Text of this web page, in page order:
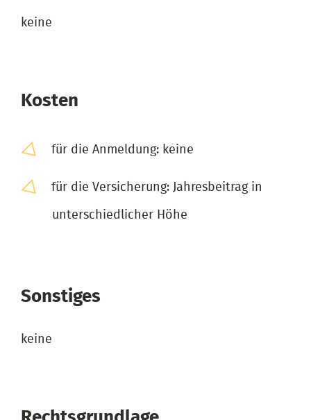
keine
Kosten
für die Anmeldung: keine
für die Versicherung: Jahresbeitrag in
unterschiedlicher Höhe
Sonstiges
keine